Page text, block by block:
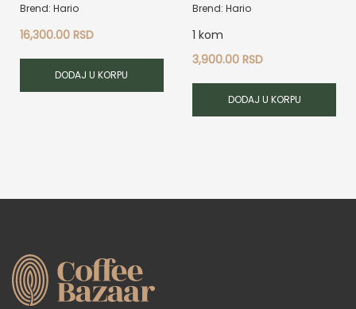
Brend: Hario
16,300.00 RSD
DODAJ U KORPU
Brend: Hario
1 kom
3,900.00RSD
DODAJ U KORPU